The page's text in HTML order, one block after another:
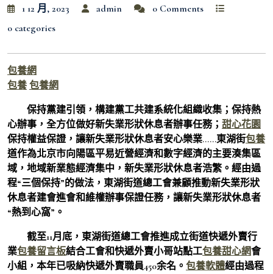
1 12 月, 2023 admin
0 Comments
0 categories
包養網
包養 包養網
保持黨建引領，構建黨工共建系統化組織收集；保持熱
心辦事，全方位做好新失業形狀休息者辦事任務； 甜心花園
保持權益保證，讓新失業形狀休息者安心樂業……東湖街包養
道作為北京市向陽區平易近營經濟和數字經濟的主要湊集區
域，地域新業態經濟集中，新失業形狀休息者浩繁。經由過
程“三個保持”的做法，東湖街道總工會兼顧推動新失業形狀
休息者建會進會和維權辦事保證任務，讓新失業形狀休息者
“熱到心窩”。
截至11月底，東湖街道總工會推進成立街道快遞外賣行
業包養留言板結合工會和快遞外賣小哥站點工包養甜心網會
小組，本年已吸納快遞外賣職員450余名。 包養軟體經由過程